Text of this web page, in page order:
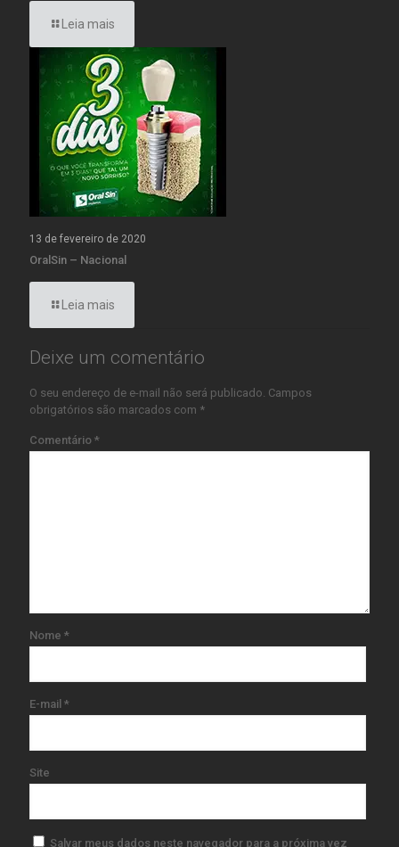
Leia mais
13 de fevereiro de 2020
OralSin – Nacional
Leia mais
Deixe um comentário
O seu endereço de e-mail não será publicado. Campos
obrigatórios são marcados com *
Comentário *
Nome *
E-mail *
Site
Salvar meus dados neste navegador para a próxima vez